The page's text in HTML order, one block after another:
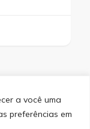
a você uma
preferências em
EQUIPE